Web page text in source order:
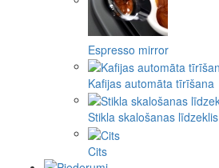
Espresso mirror
Kafijas automāta tīrīšana
Stikla skalošanas līdzeklis
Cits